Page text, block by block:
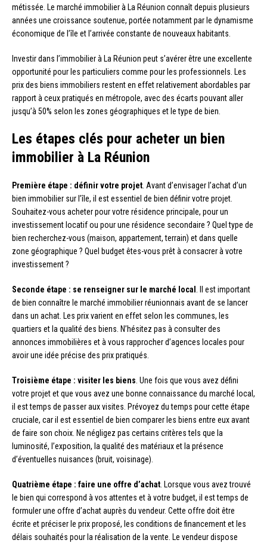
métissée. Le marché immobilier à La Réunion connaît depuis plusieurs
années une croissance soutenue, portée notamment par le dynamisme
économique de l’île et l’arrivée constante de nouveaux habitants.
Investir dans l’immobilier à La Réunion peut s’avérer être une excellente
opportunité pour les particuliers comme pour les professionnels. Les
prix des biens immobiliers restent en effet relativement abordables par
rapport à ceux pratiqués en métropole, avec des écarts pouvant aller
jusqu’à 50% selon les zones géographiques et le type de bien.
Les étapes clés pour acheter un bien
immobilier à La Réunion
Première étape : définir votre projet. Avant d’envisager l’achat d’un
bien immobilier sur l’île, il est essentiel de bien définir votre projet.
Souhaitez-vous acheter pour votre résidence principale, pour un
investissement locatif ou pour une résidence secondaire ? Quel type de
bien recherchez-vous (maison, appartement, terrain) et dans quelle
zone géographique ? Quel budget êtes-vous prêt à consacrer à votre
investissement ?
Seconde étape : se renseigner sur le marché local . Il est important
de bien connaître le marché immobilier réunionnais avant de se lancer
dans un achat. Les prix varient en effet selon les communes, les
quartiers et la qualité des biens. N’hésitez pas à consulter des
annonces immobilières et à vous rapprocher d’agences locales pour
avoir une idée précise des prix pratiqués.
Troisième étape : visiter les biens. Une fois que vous avez défini
votre projet et que vous avez une bonne connaissance du marché local,
il est temps de passer aux visites. Prévoyez du temps pour cette étape
cruciale, car il est essentiel de bien comparer les biens entre eux avant
de faire son choix. Ne négligez pas certains critères tels que la
luminosité, l’exposition, la qualité des matériaux et la présence
d’éventuelles nuisances (bruit, voisinage).
Quatrième étape : faire une offre d’achat. Lorsque vous avez trouvé
le bien qui correspond à vos attentes et à votre budget, il est temps de
formuler une offre d’achat auprès du vendeur. Cette offre doit être
écrite et préciser le prix proposé, les conditions de financement et les
délais souhaités pour la réalisation de la vente. Le vendeur dispose